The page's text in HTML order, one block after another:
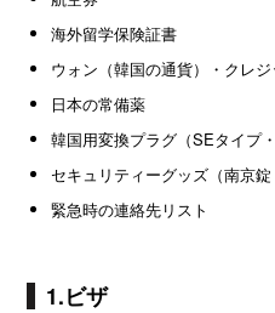
海外留学保険証書
ウォン（韓国の通貨）・クレ
日本の常備薬
韓国用変換プラグ（SEタイプ・
セキュリティーグッズ（南京
緊急時の連絡先リスト
1.ビザ